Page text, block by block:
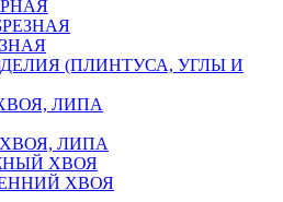
(ПЛИНТУСА, УГЛЫ И
ЛИПА
ЛИПА
ХВОЯ
ХВОЯ